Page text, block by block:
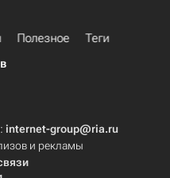
Полезное
Теги
internet-group@ria.ru
и рекламы